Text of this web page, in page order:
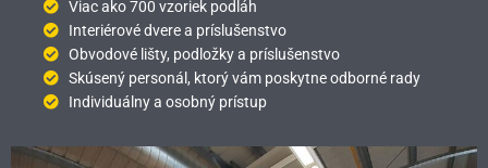
Viac ako 700 vzoriek podláh
Interiérové dvere a príslušenstvo
Obvodové lišty, podložky a príslušenstvo
Skúsený personál, ktorý vám poskytne odborné rady
Individuálny a osobný prístup